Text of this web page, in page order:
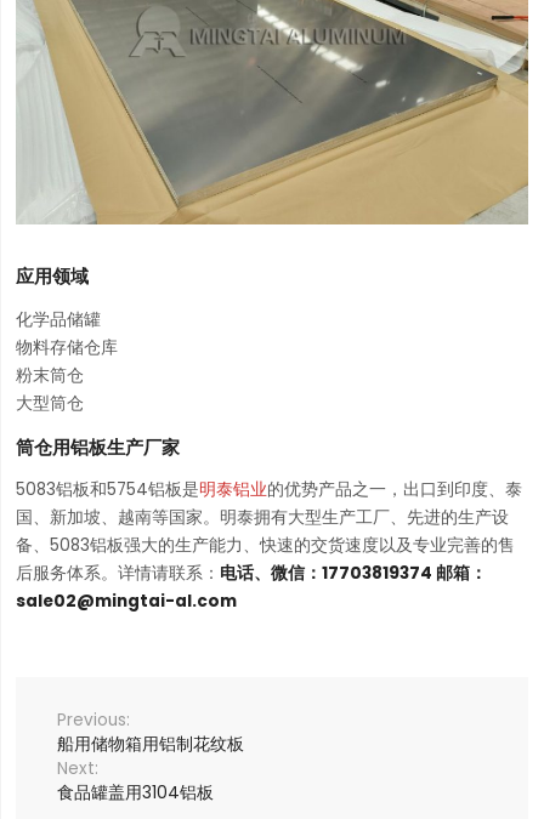
应用领域
化学品储罐
物料存储仓库
粉末筒仓
大型筒仓
筒仓用铝板生产厂家
5083铝板和5754铝板是明泰铝业的优势产品之一，出口到印度、泰
国、新加坡、越南等国家。明泰拥有大型生产工厂、先进的生产设
备、5083铝板强大的生产能力、快速的交货速度以及专业完善的售
后服务体系。详情请联系： 电话、微信：17703819374 邮箱：
sale02@mingtai-al.com
船用储物箱用铝制花纹板
食品罐盖用3104铝板